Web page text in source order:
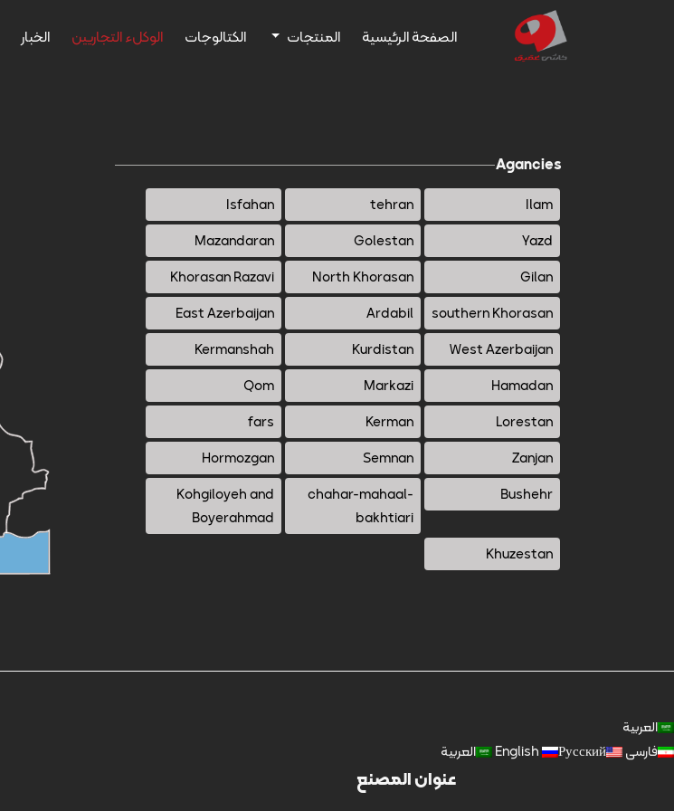
الصفحة الرئيسية المنتجات الكتالوجات الوكلء التجاريين الخبار
Agancies
Ilam
tehran
Isfahan
Yazd
Golestan
Mazandaran
Gilan
North Khorasan
Khorasan Razavi
southern Khorasan
Ardabil
East Azerbaijan
West Azerbaijan
Kurdistan
Kermanshah
Hamadan
Markazi
Qom
Lorestan
Kerman
fars
Zanjan
Semnan
Hormozgan
Bushehr
chahar-mahaal-
bakhtiari
Kohgiloyeh and
Boyerahmad
Khuzestan
العربية
فارسی
English Русский العربية
عنوان المصنع